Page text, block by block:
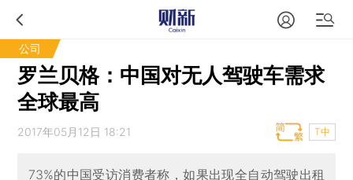
公司
罗兰贝格：中国对无人驾驶车需求
全球最高
2017年05月12日 18:21 T中
73%的中国受访消费者称，如果出现全自动驾驶出租